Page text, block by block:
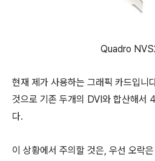
Quadro
현재 제가 사용하는 그래픽 카드입니
것으로 기존 두개의 DVI와 합산해서
다.
이 상황에서 주의할 것은, 우선 오락